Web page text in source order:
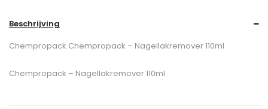
Beschrijving
Chempropack Chempropack – Nagellakremover 110ml
Chempropack – Nagellakremover 110ml